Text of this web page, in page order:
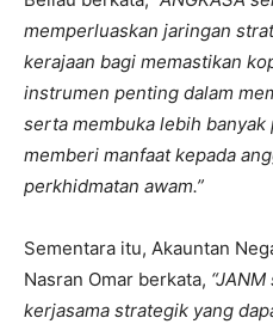
memperluaskan jaringan
kerajaan bagi memastikan
instrumen penting dalam
serta membuka lebih
memberi manfaat kepada
perkhidmatan awam.”
Sementara itu, Akauntan
Nasran Omar berkata,
kerjasama strategik yang